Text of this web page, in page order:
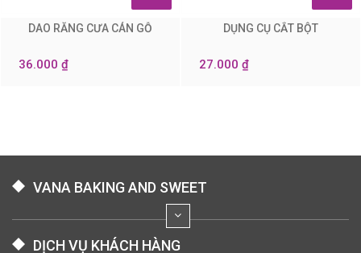
DAO RĂNG CƯA CÁN GỖ
36.000 ₫
DỤNG CỤ CẮT BỘT
27.000 ₫
VANA BAKING AND SWEET
DỊCH VỤ KHÁCH HÀNG